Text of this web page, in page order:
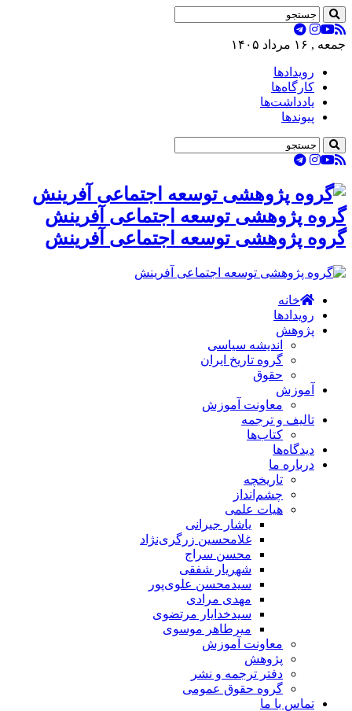
جمعه , ۱۶ مرداد ۱۴۰۵
رویدادها
کارگاه‌ها
یادداشت‌ها
پیوندها
گروه پژوهشی توسعه اجتماعی آفرینش
گروه پژوهشی توسعه اجتماعی آفرینش
خانه
رویدادها
پژوهش
اندیشه سیاسی
گروه تاریخ ایران
حقوق
آموزش
معاونت آموزش
تالیف و ترجمه
کتاب‌ها
دیدگاه‌ها
درباره ما
تاریخچه
چشم‌انداز
هیات علمی
یاشار جیرانی
غلامحسین زرگری‌نژاد
محسن سراج
شهریار شفقی
سیدمحسن علوی‌پور
مهدی مرادی
سیدخدایار مرتضوی
میرطاهر موسوی
معاونت آموزش
پژوهش
دفتر ترجمه و نشر
گروه حقوق عمومی
تماس با ما